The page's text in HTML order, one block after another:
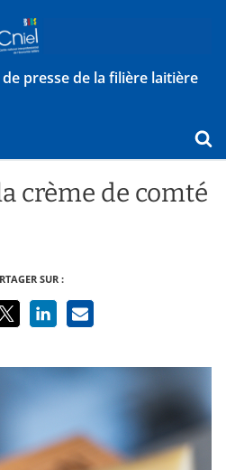
presse de la filière laitière
crème de comté
SUR :